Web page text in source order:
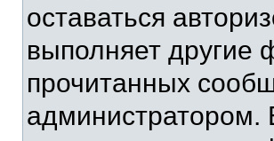
оставаться
выполняет другие
прочитанных
администратором.